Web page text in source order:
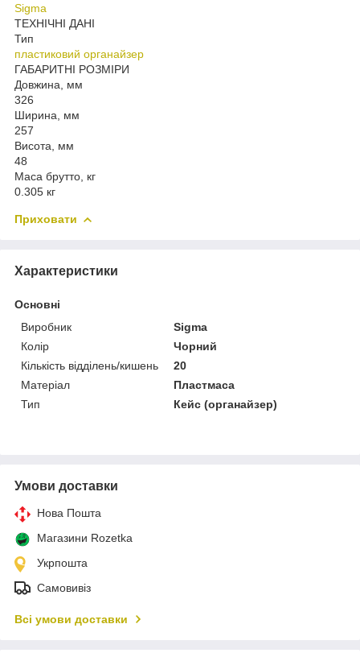
Sigma
ТЕХНІЧНІ ДАНІ
Тип
пластиковий органайзер
ГАБАРИТНІ РОЗМІРИ
Довжина, мм
326
Ширина, мм
257
Висота, мм
48
Маса брутто, кг
0.305 кг
Приховати
Характеристики
Основні
Виробник
Sigma
Колір
Чорний
Кількість відділень/кишень
20
Матеріал
Пластмаса
Тип
Кейс (органайзер)
Умови доставки
Нова Пошта
Магазини Rozetka
Укрпошта
Самовивіз
Всі умови доставки